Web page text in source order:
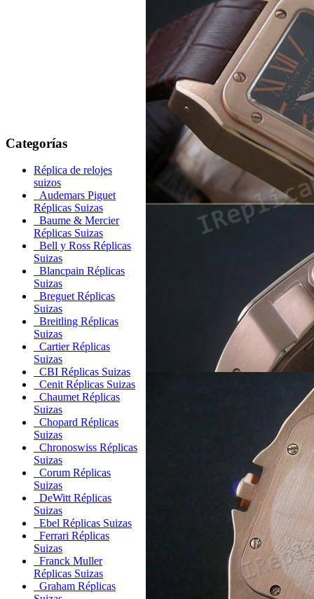
Categorías
Réplica de relojes
suizos
Audemars Piguet
Réplicas Suizas
Baume & Mercier
Réplicas Suizas
Bell y Ross Réplicas
Suizas
Blancpain Réplicas
Suizas
Breguet Réplicas
Suizas
Breitling Réplicas
Suizas
Cartier Réplicas
Suizas
CBI Réplicas Suizas
Cenit Réplicas Suizas
Chaumet Réplicas
Suizas
Chopard Réplicas
Suizas
Chronoswiss Réplicas
Suizas
Corum Réplicas
Suizas
DeWitt Réplicas
Suizas
Ebel Réplicas Suizas
Ferrari Réplicas
Suizas
Franck Muller
Réplicas Suizas
Graham Réplicas